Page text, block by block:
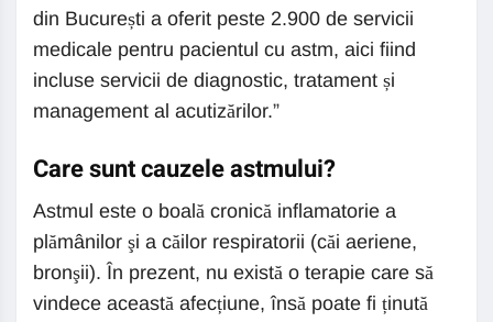
din București a oferit peste 2.900 de servicii
medicale pentru pacientul cu astm, aici fiind
incluse servicii de diagnostic, tratament și
management al acutizărilor.”
Care sunt cauzele astmului?
Astmul este o boală cronică inflamatorie a
plămânilor şi a căilor respiratorii (căi aeriene,
bronşii). În prezent, nu există o terapie care să
vindece această afecțiune, însă poate fi ținută